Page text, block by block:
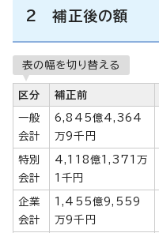
2 補正後の額
表の幅を切り替える
区分 補正前
一般
会計
6,845億4,364
万9千円
特別
会計
4,118億1,371万
1千円
企業
会計
1,455億9,559
万9千円